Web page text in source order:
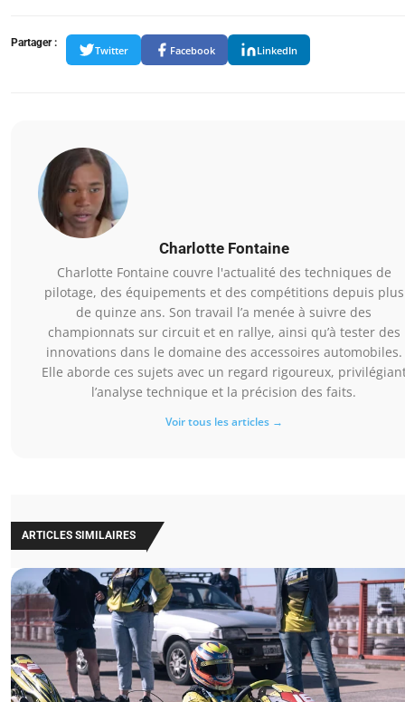
Partager :
Twitter Facebook LinkedIn
Charlotte Fontaine
Charlotte Fontaine couvre l'actualité des techniques de
pilotage, des équipements et des compétitions depuis plus
de quinze ans. Son travail l’a menée à suivre des
championnats sur circuit et en rallye, ainsi qu’à tester des
innovations dans le domaine des accessoires automobiles.
Elle aborde ces sujets avec un regard rigoureux,
l’analyse technique et la précision des faits.
Voir tous les articles →
ARTICLES SIMILAIRES